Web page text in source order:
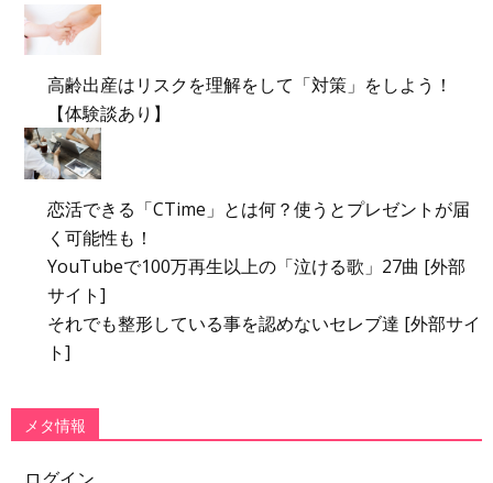
高齢出産はリスクを理解をして「対策」をしよう！
【体験談あり】
恋活できる「CTime」とは何？使うとプレゼントが届
く可能性も！
YouTubeで100万再生以上の「泣ける歌」27曲 [外部
サイト]
それでも整形している事を認めないセレブ達 [外部サイ
ト]
メタ情報